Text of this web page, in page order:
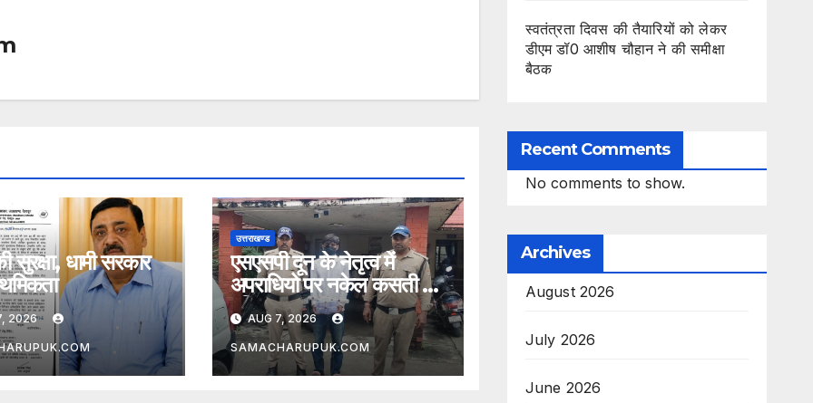
सुरक्षा, धामी सरकार
2026
उत्तराखण्ड
एसएसपी दून के नेतृत्व में
अपराधियो पर नकेल कसती दून
पुलिस
AUG 7, 2026
SAMACHARUPUK.COM
स्वतंत्रता दिवस की तैयारियों को लेकर
डीएम डॉ0 आशीष चौहान ने की समीक्षा
बैठक
Recent Comments
No comments to show.
Archives
August 2026
July 2026
June 2026